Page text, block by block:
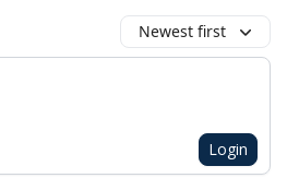
Newest first
Login